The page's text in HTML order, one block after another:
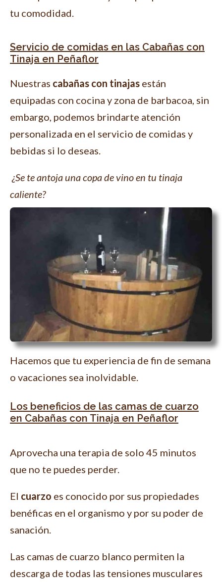
tu comodidad.
Servicio de comidas en las Cabañas con
Tinaja en Peñaflor
Nuestras cabañas con tinajas están
equipadas con cocina y zona de barbacoa, sin
embargo, podemos brindarte atención
personalizada en el servicio de comidas y
bebidas si lo deseas.
¿Se te antoja una copa de vino en tu tinaja
caliente?
Hacemos que tu experiencia de fin de semana
o vacaciones sea inolvidable.
Los beneficios de las camas de cuarzo
en Cabañas con Tinaja en Peñaflor
Aprovecha una terapia de solo 45 minutos
que no te puedes perder.
El cuarzo es conocido por sus propiedades
benéficas en el organismo y por su poder de
sanación.
Las camas de cuarzo blanco permiten la
descarga de todas las tensiones musculares